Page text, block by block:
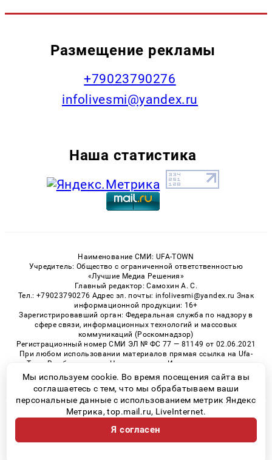
Размещение рекламы
+79023790276
infolivesmi@yandex.ru
Наша статистика
Наименование СМИ: UFA-TOWN
Учредитель: Общество с ограниченной ответственностью
«Лучшие Медиа Решения»
Главный редактор: Самохин А. С.
Тел.: +79023790276 Адрес эл. почты: infolivesmi@yandex.ru Знак
информационной продукции: 16+
Зарегистрировавший орган: Федеральная служба по надзору в
сфере связи, информационных технологий и массовых
коммуникаций (Роскомнадзор)
Регистрационный номер СМИ ЭЛ № ФС 77 — 81149 от 02.06.2021
При любом использовании материалов прямая ссылка на Ufa-
Town.Ru обязательна. Цитирование в Интернете возможно
только при наличии письменного разрешения.
© 2026 «Ufa-Town» | Все права защищены
Возрастная категория сайта 16+
Политика конфиденциальности
Мы используем cookie. Во время посещения сайта вы
соглашаетесь с тем, что мы обрабатываем ваши
персональные данные с использованием метрик Яндекс
Метрика, top.mail.ru, LiveInternet.
Я согласен